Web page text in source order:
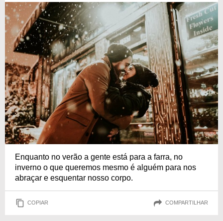
Enquanto no verão a gente está para a farra, no
inverno o que queremos mesmo é alguém para nos
abraçar e esquentar nosso corpo.
COPIAR COMPARTILHAR